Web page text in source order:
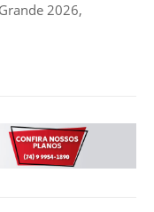
2026,